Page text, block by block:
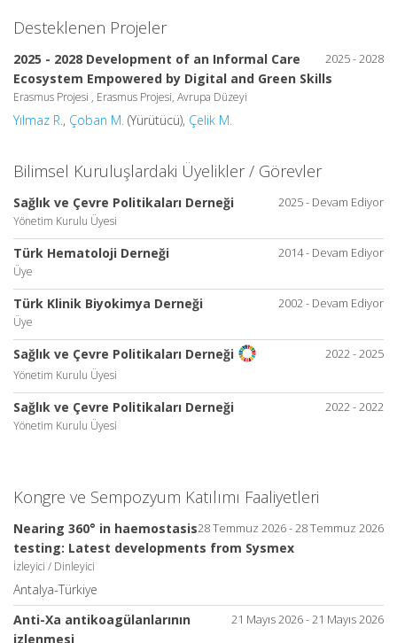
Desteklenen Projeler
2025 - 2028
2025 - 2028 Development of an Informal Care
Ecosystem Empowered by Digital and Green Skills
Erasmus Projesi , Erasmus Projesi, Avrupa Düzeyi
Yılmaz R. , Çoban M. (Yürütücü), Çelik M.
Bilimsel Kuruluşlardaki Üyelikler / Görevler
2025 - Devam Ediyor
Sağlık ve Çevre Politikaları Derneği
Yönetim Kurulu Üyesi
2014 - Devam Ediyor
Türk Hematoloji Derneği
Üye
2002 - Devam Ediyor
Türk Klinik Biyokimya Derneği
Üye
2022 - 2025
Sağlık ve Çevre Politikaları Derneği
Yönetim Kurulu Üyesi
2022 - 2022
Sağlık ve Çevre Politikaları Derneği
Yönetim Kurulu Üyesi
Kongre ve Sempozyum Katılımı Faaliyetleri
28 Temmuz 2026 - 28 Temmuz 2026
Nearing 360° in haemostasis
testing: Latest developments from Sysmex
İzleyici / Dinleyici
Antalya-Türkiye
21 Mayıs 2026 - 21 Mayıs 2026
Anti-Xa antikoagülanlarının
izlenmesi